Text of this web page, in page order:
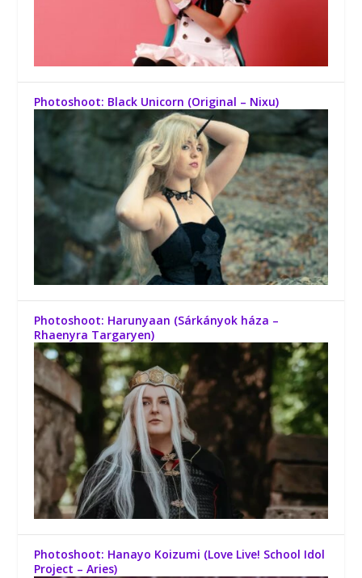
Photoshoot: Black Unicorn (Original – Nixu)
Photoshoot: Harunyaan (Sárkányok háza –
Rhaenyra Targaryen)
Photoshoot: Hanayo Koizumi (Love Live! School Idol
Project – Aries)